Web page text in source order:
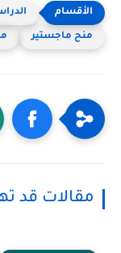
منح ماجستير
مقالات قد